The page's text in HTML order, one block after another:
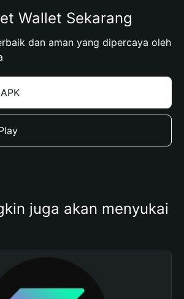
Wallet Sekarang
dan aman yang dipercaya oleh
juga akan menyukai